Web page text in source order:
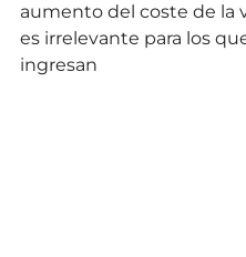
aumento del coste de la
es irrelevante para los
ingresan